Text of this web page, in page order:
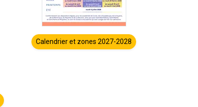
Calendrier et zones 2027-2028